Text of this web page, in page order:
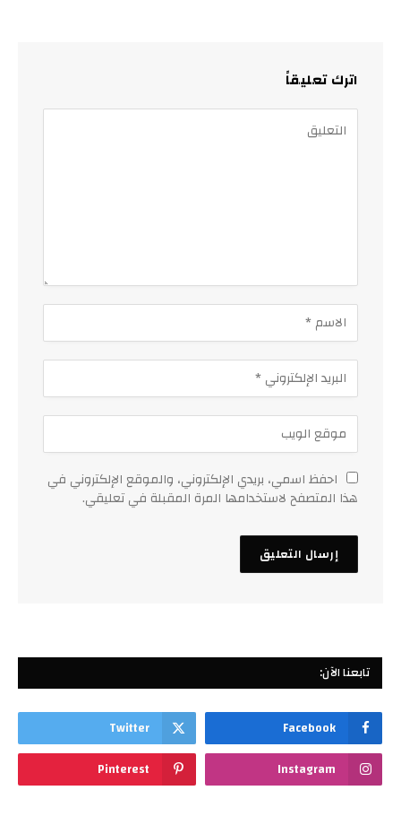
اترك تعليقاً
احفظ اسمي، بريدي الإلكتروني، والموقع الإلكتروني في
هذا المتصفح لاستخدامها المرة المقبلة في تعليقي.
تابعنا الآن:
Facebook
Twitter
Instagram
Pinterest